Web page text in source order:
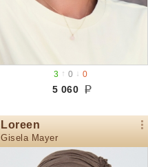
3 ↑0 ↓0
5 060
Loreen
Gisela Mayer